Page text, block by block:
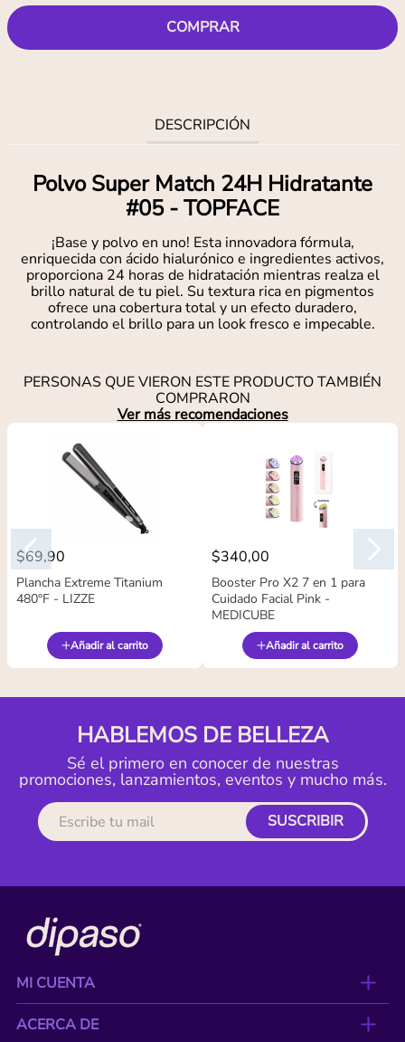
COMPRAR
DESCRIPCIÓN
Polvo Super Match 24H Hidratante
#05 - TOPFACE
¡Base y polvo en uno! Esta innovadora fórmula,
enriquecida con ácido hialurónico e ingredientes activos,
proporciona 24 horas de hidratación mientras realza el
brillo natural de tu piel. Su textura rica en pigmentos
ofrece una cobertura total y un efecto duradero,
controlando el brillo para un look fresco e impecable.
PERSONAS QUE VIERON ESTE PRODUCTO TAMBIÉN
COMPRARON
Ver más recomendaciones
$69,90
Plancha Extreme Titanium
480°F - LIZZE
Añadir al carrito
$340,00
Booster Pro X2 7 en 1 para
Cuidado Facial Pink -
MEDICUBE
Añadir al carrito
HABLEMOS DE BELLEZA
Sé el primero en conocer de nuestras
promociones, lanzamientos, eventos y mucho más.
SUSCRIBIR
MI CUENTA
ACERCA DE